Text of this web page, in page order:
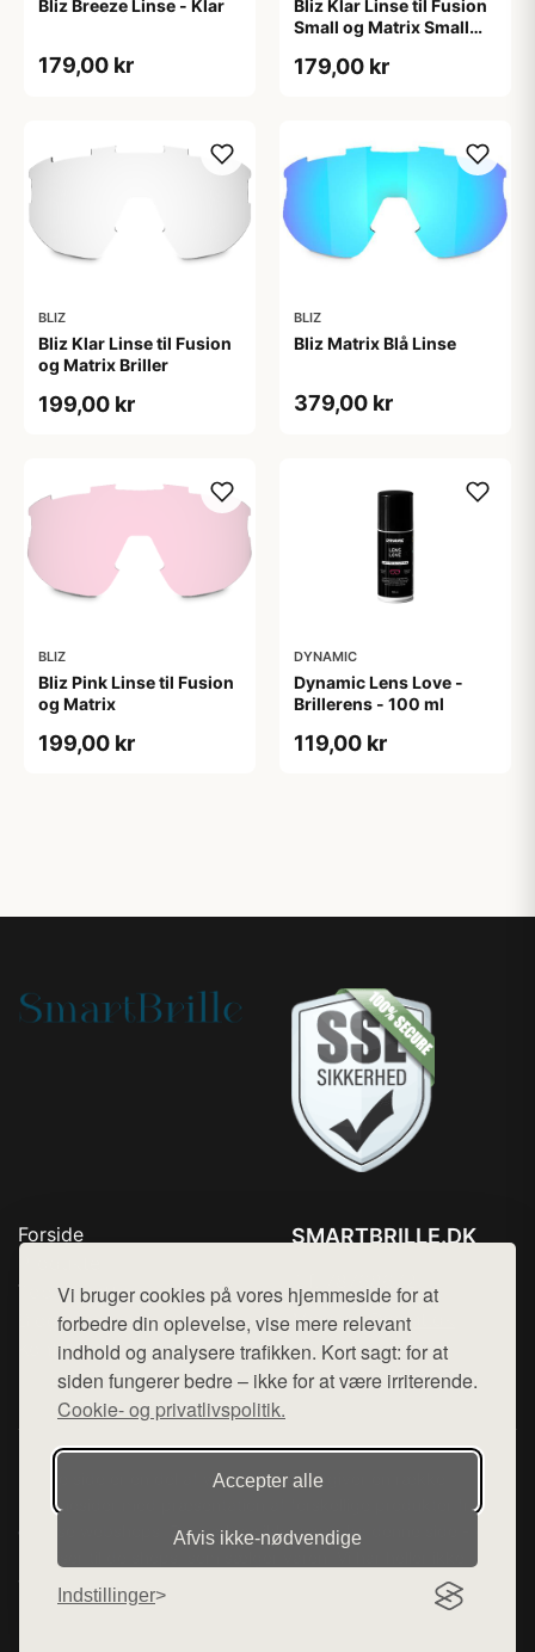
Vi bruger cookies på vores hjemmeside for at
forbedre din oplevelse, vise mere relevant
indhold og analysere trafikken. Kort sagt: for at
siden fungerer bedre – ikke for at være irriterende.
Cookie- og privatlivspolitik.
Accepter alle
Afvis ikke‑nødvendige
Indstillinger
Bliz Breeze Linse - Klar
179,00 kr
Bliz Klar Linse til Fusion
Small og Matrix Small
179,00 kr
BLIZ
Bliz Klar Linse til Fusion
og Matrix Briller
199,00 kr
BLIZ
Bliz Matrix Blå Linse
379,00 kr
BLIZ
Bliz Pink Linse til Fusion
og Matrix
199,00 kr
DYNAMIC
Dynamic Lens Love -
Brillerens - 100 ml
119,00 kr
Forside
Top Rabatter
Blog
Kontakt
SMARTBRILLE.DK
Mail: hej@want.dk
Cookie- og privatlivspolitik
Denne side er en del af want.dk, der udgiver en række
hjemmesider med præsentation af forskellige produkter fra
diverse webshops. Der sælges ikke varer fra denne side - vi
varerne på lager.